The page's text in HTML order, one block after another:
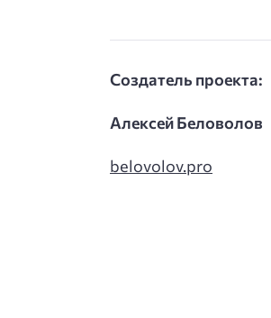
Создатель проекта:
Алексей Беловолов
belovolov.pro